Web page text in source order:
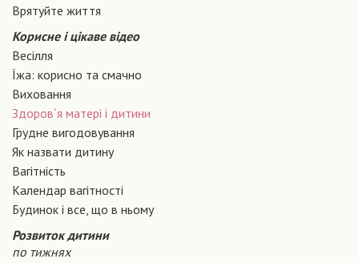
Врятуйте життя
Корисне і цікаве відео
Весілля
Їжа: корисно та смачно
Виховання
Здоров´я матері і дитини
Грудне вигодовування
Як назвати дитину
Вагiтнiсть
Календар вагітності
Будинок і все, що в ньому
Розвиток дитини
по тижнях